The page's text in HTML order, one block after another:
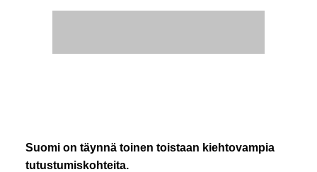
Suomi on täynnä toinen toistaan kiehtovampia
tutustumiskohteita.